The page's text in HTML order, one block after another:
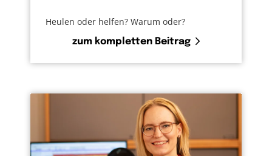
Heulen oder helfen? Warum oder?
zum kompletten Beitrag